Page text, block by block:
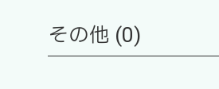
その他 (0)